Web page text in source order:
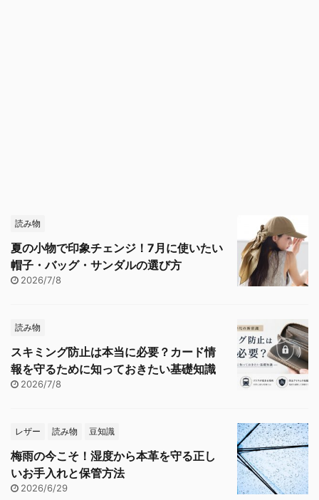
読み物
夏の小物で印象チェンジ！7月に使いたい
帽子・バッグ・サンダルの選び方
2026/7/8
読み物
スキミング防止は本当に必要？カード情
報を守るために知っておきたい基礎知識
2026/7/8
レザー 読み物 豆知識
梅雨の今こそ！湿度から本革を守る正し
いお手入れと保管方法
2026/6/29